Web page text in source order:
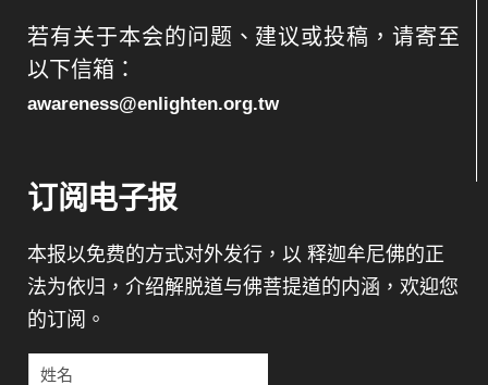
若有关于本会的问题、建议或投稿，请寄至
以下信箱：
awareness@enlighten.org.tw
订阅电子报
本报以免费的方式对外发行，以 释迦牟尼佛的正
法为依归，介绍解脱道与佛菩提道的内涵，欢迎您
的订阅。